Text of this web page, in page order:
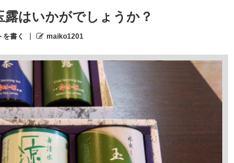
はいかがでしょうか？
を書く maiko1201